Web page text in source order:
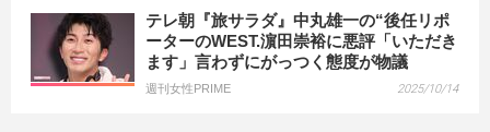
テレ朝『旅サラダ』中丸雄一の“後任リポ
ーターのWEST.濵田崇裕に悪評「いただき
ます」言わずにがっつく態度が物議
週刊女性PRIME 2025/10/14